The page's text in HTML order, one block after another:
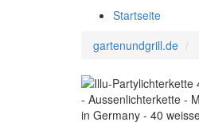
Startseite
gartenundgrill.de